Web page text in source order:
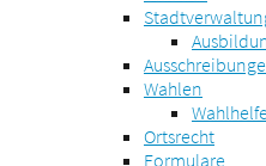
Wahlen
Ortsrecht
Formulare